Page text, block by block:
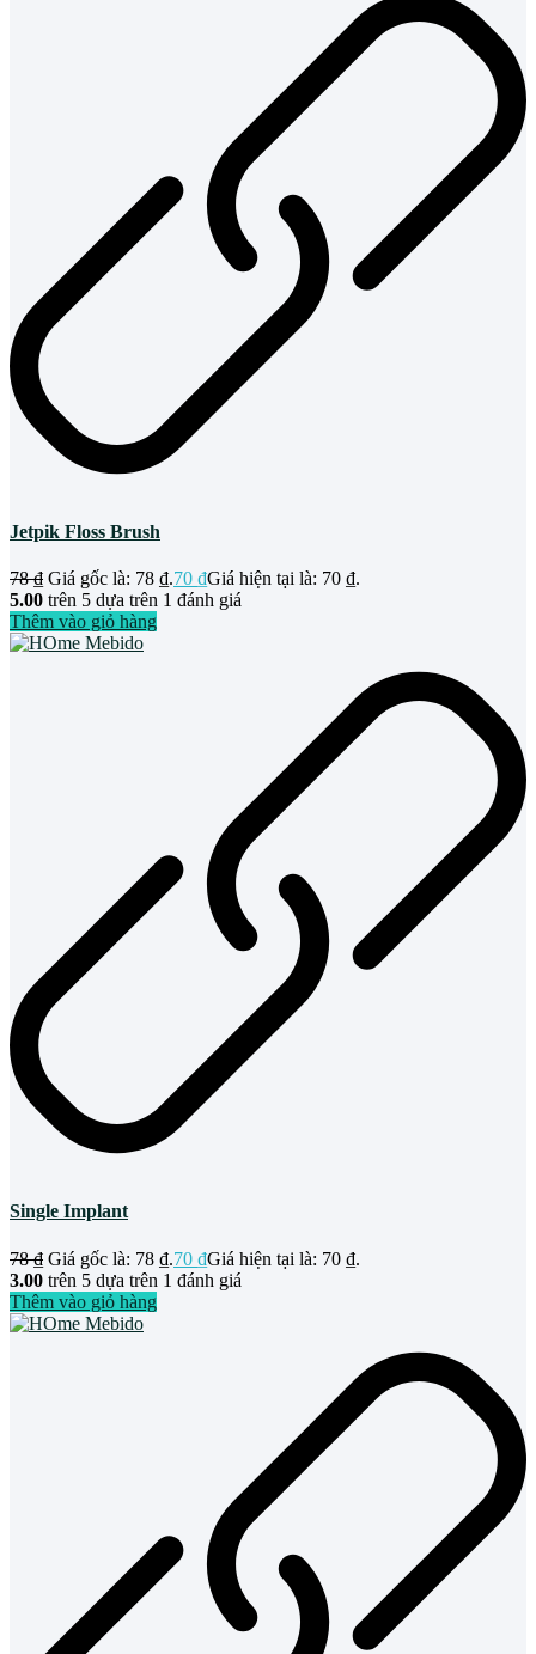
Jetpik Floss Brush
78₫ Giá gốc là: 78 ₫.70 ₫Giá hiện tại là: 70 ₫.
5.00 trên 5 dựa trên 1 đánh giá
Thêm vào giỏ hàng
Single Implant
78₫ Giá gốc là: 78 ₫.70 ₫Giá hiện tại là: 70 ₫.
3.00 trên 5 dựa trên 1 đánh giá
Thêm vào giỏ hàng